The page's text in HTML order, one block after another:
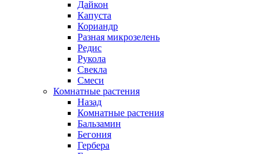
Дайкон
Капуста
Кориандр
Разная микрозелень
Редис
Рукола
Свекла
Смеси
Комнатные растения
Назад
Комнатные растения
Бальзамин
Бегония
Гербера